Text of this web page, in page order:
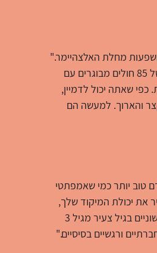
מחלת האלצהיימר."
אוניברסיטת Vita-Salute San Rafffaele במילאנו ערכה מחקר בו בדקו סריקות CT של 85 חולים מבוגרים עם
רק אחת משתי השפות. כפי שאתה יכול לדמיין,
והארוך. למעשה הם
טוב יותר כמי שאמפתטי
את יכולת המיקוד שלך,
ורגשיים בסיסיים."